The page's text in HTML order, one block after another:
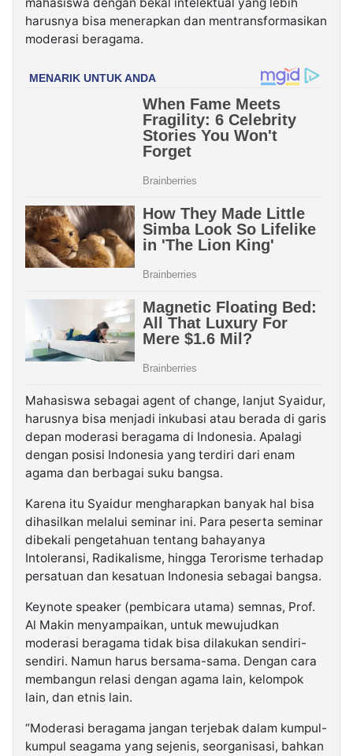
mahasiswa dengan bekal intelektual yang lebih
harusnya bisa menerapkan dan mentransformasikan
moderasi beragama.
Mahasiswa sebagai agent of change, lanjut Syaidur,
harusnya bisa menjadi inkubasi atau berada di garis
depan moderasi beragama di Indonesia. Apalagi
dengan posisi Indonesia yang terdiri dari enam
agama dan berbagai suku bangsa.
Karena itu Syaidur mengharapkan banyak hal bisa
dihasilkan melalui seminar ini. Para peserta seminar
dibekali pengetahuan tentang bahayanya
Intoleransi, Radikalisme, hingga Terorisme terhadap
persatuan dan kesatuan Indonesia sebagai bangsa.
Keynote speaker (pembicara utama) semnas, Prof.
Al Makin menyampaikan, untuk mewujudkan
moderasi beragama tidak bisa dilakukan sendiri-
sendiri. Namun harus bersama-sama. Dengan cara
membangun relasi dengan agama lain, kelompok
lain, dan etnis lain.
“Moderasi beragama jangan terjebak dalam kumpul-
kumpul seagama yang sejenis, seorganisasi, bahkan